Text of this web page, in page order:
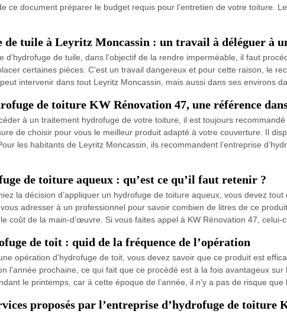
ce document préparer le budget requis pour l’entretien de votre toiture.
de tuile à Leyritz Moncassin : un travail à déléguer à
d’hydrofuge de tuile, dans l’objectif de la rendre imperméable, il faut
certaines pièces. C’est un travail dangereux et pour cette raison, le
intervenir dans tout Leyritz Moncassin, mais aussi dans ses environs
de toiture KW Rénovation 47, une référence
à un traitement hydrofuge de votre toiture, il est toujours
de choisir pour vous le meilleur produit adapté à votre couverture. Il
les habitants de Leyritz Moncassin, ils recommandent l’entreprise
de toiture aqueux : qu’est ce qu’il faut retenir ?
la décision d’appliquer un hydrofuge de toiture aqueux, vous devez
adresser à un professionnel pour savoir combien de litres de ce
coût de la main-d’œuvre. Si vous faites appel à KW Rénovation 47,
de toit : quid de la fréquence de l’opération
opération d’hydrofuge de toit, vous devez savoir que ce produit est
l’année prochaine, ce qui fait que ce procédé est à la fois avantageux
le printemps, car à cette époque de l’année, il n’y a pas de risque
proposés par l’entreprise d’hydrofuge de toiture